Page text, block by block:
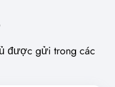
được gửi trong các